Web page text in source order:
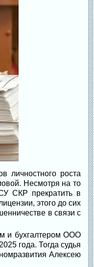
личностного роста
Несмотря на то
СКР прекратить в
этого до сих
в связи с
и бухгалтером ООО
года. Тогда судья
Алексею